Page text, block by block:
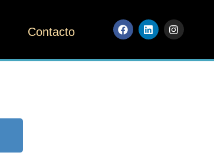
Contacto